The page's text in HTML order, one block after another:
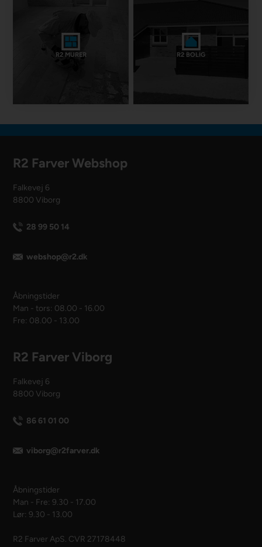
R2 MURER R2 BOLIG
R2 Farver Webshop
Falkevej 6
8800 Viborg
28 99 50 14
webshop@r2.dk
Åbningstider
Man - tors: 08.00 - 16.00
Fre: 08.00 - 13.00
R2 Farver Viborg
Falkevej 6
8800 Viborg
86 61 01 00
viborg@r2farver.dk
Åbningstider
Man - Fre: 9.30 - 17.00
Lør: 9.30 - 13.00
R2 Farver ApS. CVR 27178448